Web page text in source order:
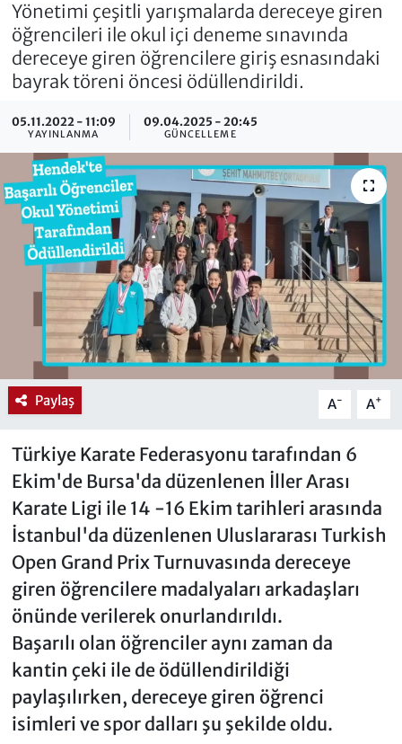
Yönetimi çeşitli yarışmalarda dereceye giren
öğrencileri ile okul içi deneme sınavında
dereceye giren öğrencilere giriş esnasındaki
bayrak töreni öncesi ödüllendirildi.
05.11.2022 - 11:09
YAYINLANMA
09.04.2025 - 20:45
GÜNCELLEME
Paylaş A- A+
Türkiye Karate Federasyonu tarafından 6
Ekim'de Bursa'da düzenlenen İller Arası
Karate Ligi ile 14 -16 Ekim tarihleri arasında
İstanbul'da düzenlenen Uluslararası Turkish
Open Grand Prix Turnuvasında dereceye
giren öğrencilere madalyaları arkadaşları
önünde verilerek onurlandırıldı.
Başarılı olan öğrenciler aynı zaman da
kantin çeki ile de ödüllendirildiği
paylaşılırken, dereceye giren öğrenci
isimleri ve spor dalları şu şekilde oldu.
Künye
İletişim
Haber Arşivi